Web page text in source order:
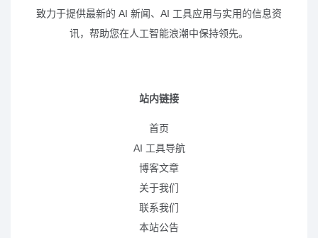
致力于提供最新的 AI 新闻、AI 工具应用与实用的信息资
讯，帮助您在人工智能浪潮中保持领先。
站内链接
首页
AI 工具导航
博客文章
关于我们
联系我们
本站公告